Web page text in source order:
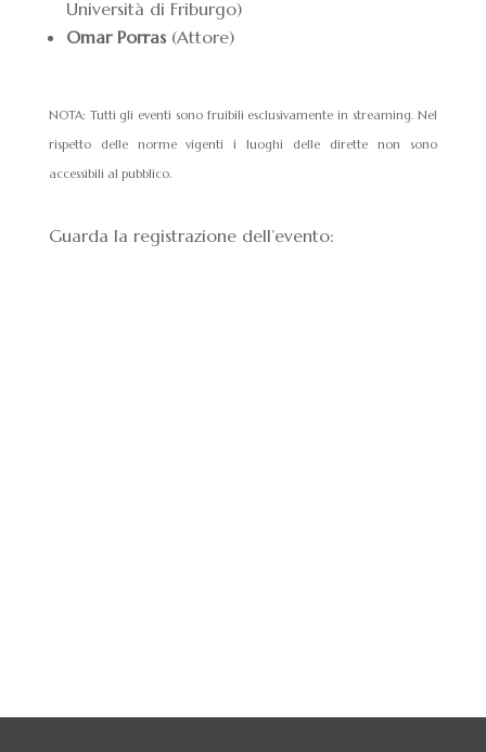
Università di Friburgo)
Omar Porras(Attore)
NOTA: Tutti gli eventi sono fruibili esclusivamente in streaming. Nel
rispetto delle norme vigenti i luoghi delle dirette non sono
accessibili al pubblico.
Guarda la registrazione dell’evento: